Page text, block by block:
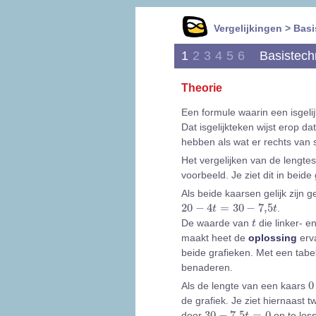
Vergelijkingen >
1 2 3 4 5 6
Theorie
Een formule waarin een
Dat isgelijkteken wijst erop
hebben als wat er rechts van
Het vergelijken van de
voorbeeld. Je ziet dit in beide
Als beide kaarsen gelijk zijn
20 − 4t = 30 − 7,5t
20 =30 7,5
De waarde van t
t die linker-
maakt heet de oplossing
beide grafieken. Met een
benaderen.
Als de lengte van een kaars 0
0
de grafiek. Je ziet hiernaast
30 7,5 t=